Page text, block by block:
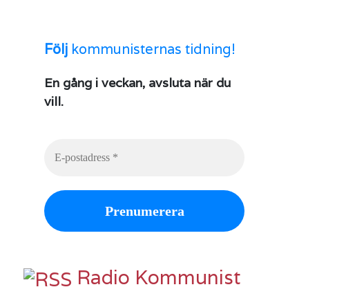
Följ kommunisternas tidning!
En gång i veckan, avsluta när du
vill.
Radio Kommunist